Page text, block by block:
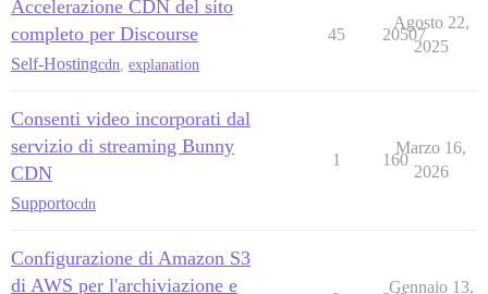
Accelerazione CDN del sito
completo per Discourse
Self-Hostingcdn explanation
45 20507
Agosto 22,
2025
Consenti video incorporati dal
servizio di streaming Bunny
CDN
Supportocdn
1 160
Marzo 16,
2026
Configurazione di Amazon S3
di AWS per l'archiviazione e
Gennaio 13,